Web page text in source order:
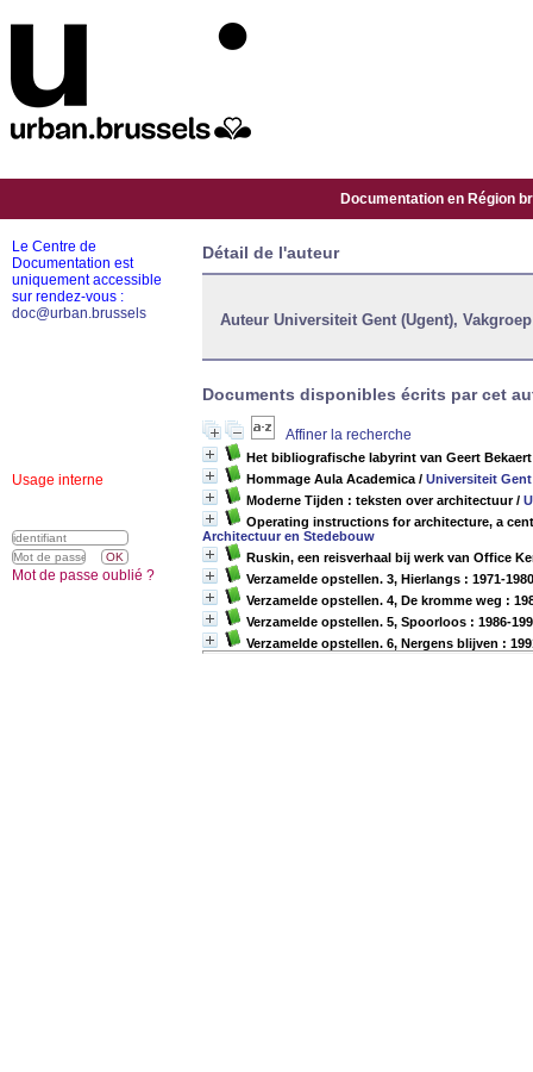
Documentation en Région
Détail de l'auteur
Auteur Universiteit Gent (Ugent),
Documents disponibles écrits par cet
Affiner la recherche
Het bibliografische labyrint van Geert Bekaert
Hommage Aula Academica / Universiteit
Moderne Tijden : teksten over architectuur/
Operating instructions for architecture, a
Architectuur en Stedebouw
Ruskin, een reisverhaal bij werk van Office
Verzamelde opstellen. 3, Hierlangs : 1971-1980
Verzamelde opstellen. 4, De kromme weg :
Verzamelde opstellen. 5, Spoorloos : 1986-
Verzamelde opstellen. 6, Nergens blijven :
Le Centre de
Documentation est
uniquement accessible
sur rendez-vous :
doc@urban.brussels
Usage interne
Mot de passe oublié ?